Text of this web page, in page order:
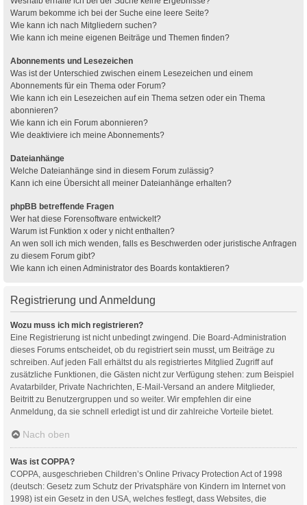
Warum bekomme ich bei der Suche eine leere Seite?
Wie kann ich nach Mitgliedern suchen?
Wie kann ich meine eigenen Beiträge und Themen finden?
Abonnements und Lesezeichen
Was ist der Unterschied zwischen einem Lesezeichen und einem
Abonnements für ein Thema oder Forum?
Wie kann ich ein Lesezeichen auf ein Thema setzen oder ein Thema
abonnieren?
Wie kann ich ein Forum abonnieren?
Wie deaktiviere ich meine Abonnements?
Dateianhänge
Welche Dateianhänge sind in diesem Forum zulässig?
Kann ich eine Übersicht all meiner Dateianhänge erhalten?
phpBB betreffende Fragen
Wer hat diese Forensoftware entwickelt?
Warum ist Funktion x oder y nicht enthalten?
An wen soll ich mich wenden, falls es Beschwerden oder juristische Anfragen
zu diesem Forum gibt?
Wie kann ich einen Administrator des Boards kontaktieren?
Registrierung und Anmeldung
Wozu muss ich mich registrieren?
Eine Registrierung ist nicht unbedingt zwingend. Die Board-Administration
dieses Forums entscheidet, ob du registriert sein musst, um Beiträge zu
schreiben. Auf jeden Fall erhältst du als registriertes Mitglied Zugriff auf
zusätzliche Funktionen, die Gästen nicht zur Verfügung stehen: zum Beispiel
Avatarbilder, Private Nachrichten, E-Mail-Versand an andere Mitglieder,
Beitritt zu Benutzergruppen und so weiter. Wir empfehlen dir eine
Anmeldung, da sie schnell erledigt ist und dir zahlreiche Vorteile bietet.
Nach oben
Was ist COPPA?
COPPA, ausgeschrieben Children’s Online Privacy Protection Act of 1998
(deutsch: Gesetz zum Schutz der Privatsphäre von Kindern im Internet von
1998) ist ein Gesetz in den USA, welches festlegt, dass Websites, die